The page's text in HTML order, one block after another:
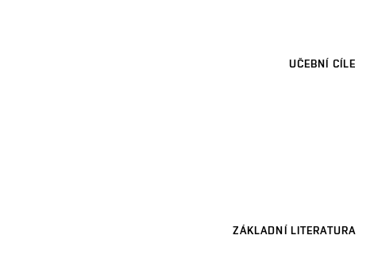
UČEBNÍ CÍLE
ZÁKLADNÍ LITERATURA